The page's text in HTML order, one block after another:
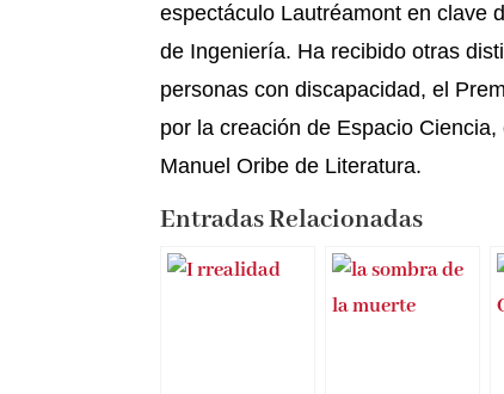
espectáculo Lautréamont en clave
de Ingeniería. Ha recibido otras
personas con discapacidad, el
por la creación de Espacio
Manuel Oribe de Literatura.
Entradas Relacionadas